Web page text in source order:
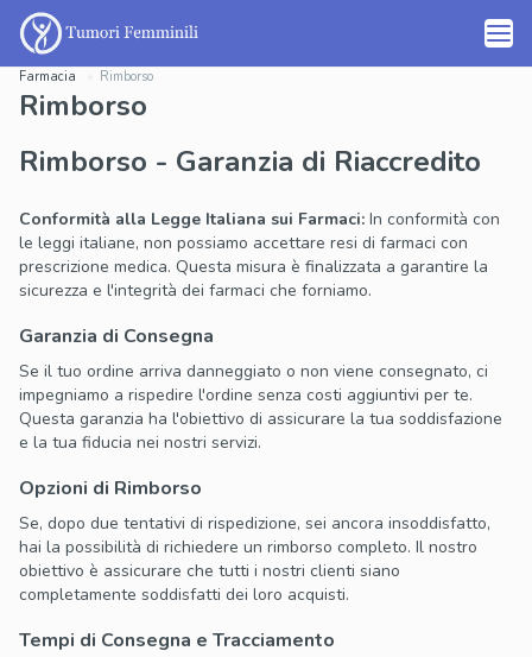
Farmacia Rimborso
Rimborso
Rimborso - Garanzia di Riaccredito
Conformità alla Legge Italiana sui Farmaci: In conformità con
le leggi italiane, non possiamo accettare resi di farmaci con
prescrizione medica. Questa misura è finalizzata a garantire la
sicurezza e l'integrità dei farmaci che forniamo.
Garanzia di Consegna
Se il tuo ordine arriva danneggiato o non viene consegnato, ci
impegniamo a rispedire l'ordine senza costi aggiuntivi per te.
Questa garanzia ha l'obiettivo di assicurare la tua soddisfazione
e la tua fiducia nei nostri servizi.
Opzioni di Rimborso
Se, dopo due tentativi di rispedizione, sei ancora insoddisfatto,
hai la possibilità di richiedere un rimborso completo. Il nostro
obiettivo è assicurare che tutti i nostri clienti siano
completamente soddisfatti dei loro acquisti.
Tempi di Consegna e Tracciamento